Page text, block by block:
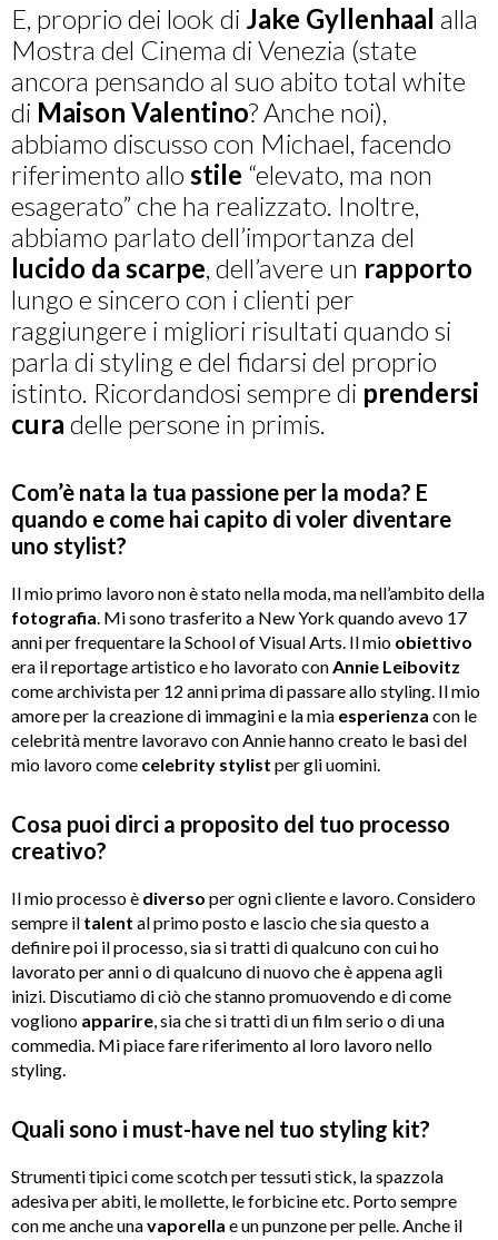
E, proprio dei look di Jake Gyllenhaal alla
Mostra del Cinema di Venezia (state
ancora pensando al suo abito total white
di Maison Valentino? Anche noi),
abbiamo discusso con Michael, facendo
riferimento allo stile “elevato, ma non
esagerato” che ha realizzato. Inoltre,
abbiamo parlato dell’importanza del
lucido da scarpe , dell’avere un rapporto
lungo e sincero con i clienti per
raggiungere i migliori risultati quando si
parla di styling e del fidarsi del proprio
istinto. Ricordandosi sempre di prendersi
cura delle persone in primis.
Com’è nata la tua passione per la moda? E
quando e come hai capito di voler diventare
uno stylist?
Il mio primo lavoro non è stato nella moda, ma nell’ambito della
fotografia . Mi sono trasferito a New York quando avevo 17
anni per frequentare la School of Visual Arts. Il mio obiettivo
era il reportage artistico e ho lavorato con Annie Leibovitz
come archivista per 12 anni prima di passare allo styling. Il mio
amore per la creazione di immagini e la mia esperienza con le
celebrità mentre lavoravo con Annie hanno creato le basi del
mio lavoro come celebrity stylist per gli uomini.
Cosa puoi dirci a proposito del tuo processo
creativo?
Il mio processo è diverso per ogni cliente e lavoro. Considero
sempre il talent al primo posto e lascio che sia questo a
definire poi il processo, sia si tratti di qualcuno con cui ho
lavorato per anni o di qualcuno di nuovo che è appena agli
inizi. Discutiamo di ciò che stanno promuovendo e di come
vogliono apparire , sia che si tratti di un film serio o di una
commedia. Mi piace fare riferimento al loro lavoro nello
styling.
Quali sono i must-have nel tuo styling kit?
Strumenti tipici come scotch per tessuti stick, la spazzola
adesiva per abiti, le mollette, le forbicine etc. Porto sempre
con me anche unavaporella e un punzone per pelle. Anche il